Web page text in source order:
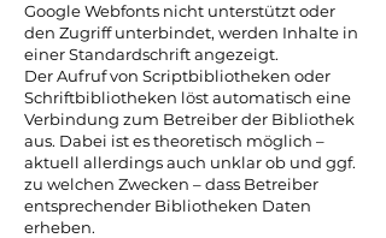
Google Webfonts nicht unterstützt oder
den Zugriff unterbindet, werden Inhalte in
einer Standardschrift angezeigt.
Der Aufruf von Scriptbibliotheken oder
Schriftbibliotheken löst automatisch eine
Verbindung zum Betreiber der Bibliothek
aus. Dabei ist es theoretisch möglich –
aktuell allerdings auch unklar ob und ggf.
zu welchen Zwecken – dass Betreiber
entsprechender Bibliotheken Daten
erheben.